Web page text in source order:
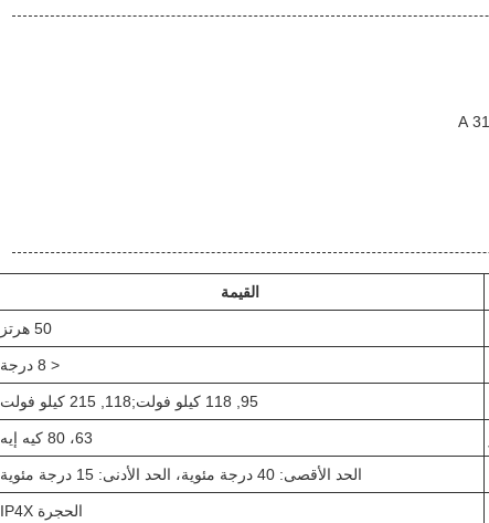
القيمة
50 هرتز
< 8 درجة
95, 118 كيلو فولت;118, 215 كيلو فولت
63، 80 كيه إيه
الحد الأقصى: 40 درجة مئوية، الحد الأدنى: 15 درجة مئوية
الحجرة IP4X